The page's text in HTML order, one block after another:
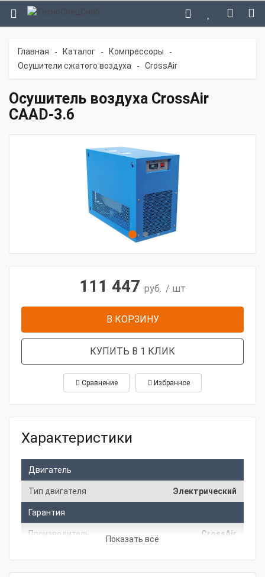
Главная - Каталог - Компрессоры -
Осушители сжатого воздуха - CrossAir
Осушитель воздуха CrossAir
CAAD-3.6
111 447 руб. / шт
В КОРЗИНУ
КУПИТЬ В 1 КЛИК
Сравнение Избранное
Характеристики
Двигатель
Тип двигателя Электрический
Гарантия
Производитель CrossAir
Показать всё